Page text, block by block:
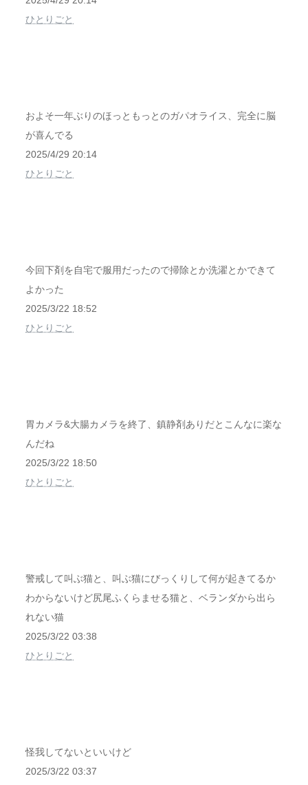
ひとりごと
およそ一年ぶりのほっともっとのガパオライス、完全に脳
が喜んでる
2025/4/29 20:14
ひとりごと
今回下剤を自宅で服用だったので掃除とか洗濯とかできて
よかった
2025/3/22 18:52
ひとりごと
胃カメラ&大腸カメラを終了、鎮静剤ありだとこんなに楽な
んだね
2025/3/22 18:50
ひとりごと
警戒して叫ぶ猫と、叫ぶ猫にびっくりして何が起きてるか
わからないけど尻尾ふくらませる猫と、ベランダから出ら
れない猫
2025/3/22 03:38
ひとりごと
怪我してないといいけど
2025/3/22 03:37